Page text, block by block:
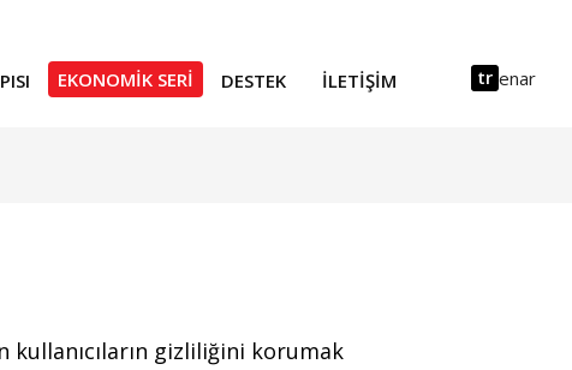
EKONOMIK SERI DESTEK İLETIŞIM tr enar
gizliliğini korumak